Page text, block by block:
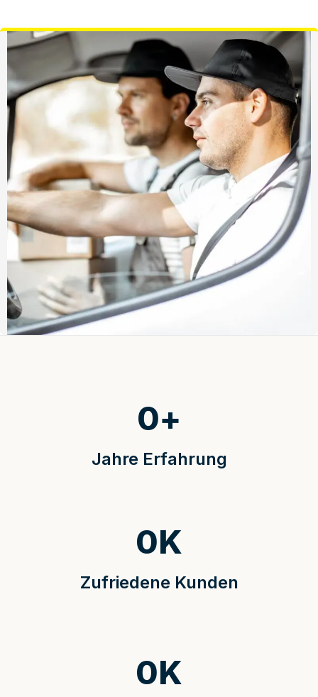
Jahre Erfahrung
0+
Zufriedene Kunden
0K
0K